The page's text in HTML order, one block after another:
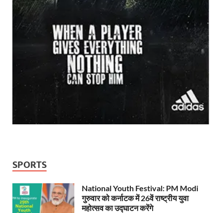
SPORTS
National Youth Festival: PM Modi
गुरुवार को कर्नाटक में 26वें राष्ट्रीय युवा
महोत्सव का उद्घाटन करेंगे